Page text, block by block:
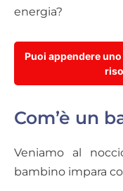
energia?
Puoi appendere
Com’è un
Veniamo al
bambino impara